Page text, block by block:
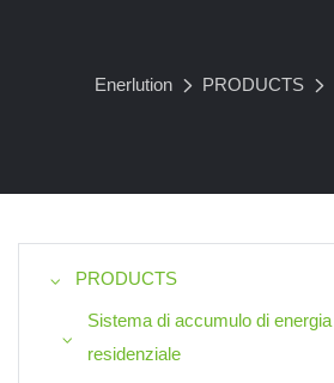
Enerlution PRODUCTS
PRODUCTS
Sistema di accumulo di energia
residenziale